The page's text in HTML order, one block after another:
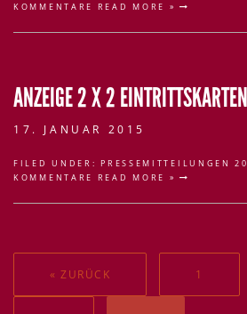
KOMMENTARE
READ MORE »
ANZEIGE 2 X 2
17. JANUAR 2015
FILED UNDER:PRESSEMITTEILUNGEN
KOMMENTARE
READ MORE »
« ZURÜCK 1